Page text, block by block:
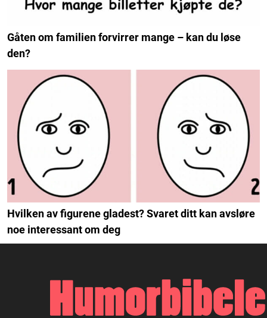
Gåten om familien forvirrer mange – kan du løse
den?
Hvilken av figurene gladest? Svaret ditt kan avsløre
noe interessant om deg